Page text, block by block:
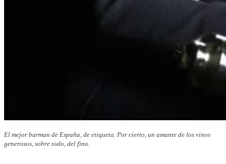
El mejor barman de España, de etiqueta. Por cierto, un amante de los vinos
generosos, sobre todo, del fino.